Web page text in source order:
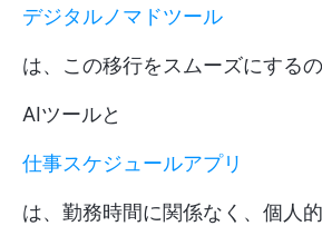
デジタルノマドツール
は、この移行をスムーズにするの
AIツールと
仕事スケジュールアプリ
は、勤務時間に関係なく、個人